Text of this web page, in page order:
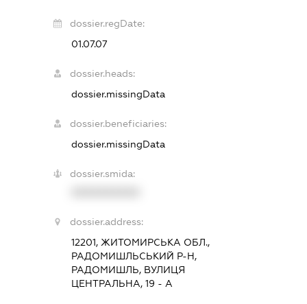
dossier.regDate:
01.07.07
dossier.heads:
dossier.missingData
dossier.beneficiaries:
dossier.missingData
dossier.smida:
dossier.address:
12201, ЖИТОМИРСЬКА ОБЛ.,
РАДОМИШЛЬСЬКИЙ Р-Н,
РАДОМИШЛЬ, ВУЛИЦЯ
ЦЕНТРАЛЬНА, 19 - А